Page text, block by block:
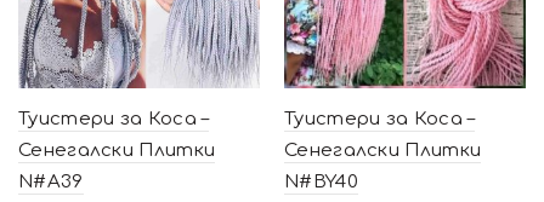
Туистери за Коса –
Сенегалски Плитки
N#A39
Туистери за Коса –
Сенегалски Плитки
N#BY40